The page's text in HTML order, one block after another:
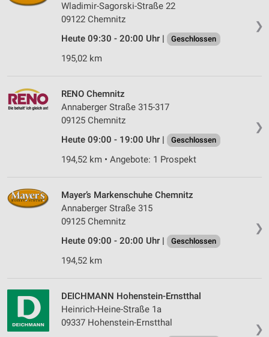
❯
Wladimir-Sagorski-Straße 22
09122 Chemnitz
Heute 09:30 - 20:00 Uhr |
Geschlossen
195,02 km
❯
RENO Chemnitz
Annaberger Straße 315-317
09125 Chemnitz
Heute 09:00 - 19:00 Uhr |
Geschlossen
194,52 km • Angebote: 1 Prospekt
❯
Mayer’s Markenschuhe Chemnitz
Annaberger Straße 315
09125 Chemnitz
Heute 09:00 - 20:00 Uhr |
Geschlossen
194,52 km
❯
DEICHMANN Hohenstein-Ernstthal
Heinrich-Heine-Straße 1a
09337 Hohenstein-Ernstthal
Verwendung reduzierter Daten zur Auswahl von
Werbeanzeigen
Erstellung von Profilen für personalisierte
personalisierter Werbung
Erstellung von Profilen zur Personalisierung
von Inhalten
Verwendung von Profilen zur Auswahl
personalisierter Inhalte
Messung der Performance von Inhalten
Kombinationen von Daten aus verschiedenen
Verwendung reduzierter Daten zur Auswahl von
Inhalten
IAB-Besonderheiten: